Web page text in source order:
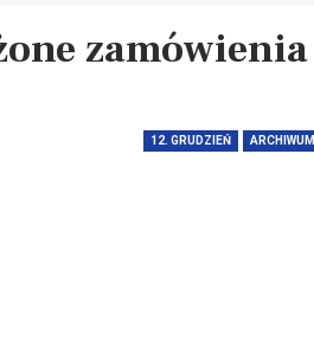
zamówienia
12. GRUDZIEŃ ARCHIWUM